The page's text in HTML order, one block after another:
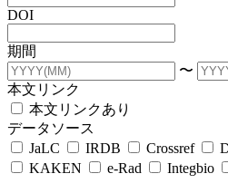
DOI
期間
〜
本文リンク
本文リンクあり
データソース
JaLC
IRDB Crossref
KAKEN
e-Rad Integbio